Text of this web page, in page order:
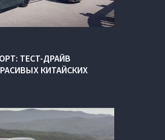
ТЕСТ-ДРАЙВ
КИТАЙСКИХ